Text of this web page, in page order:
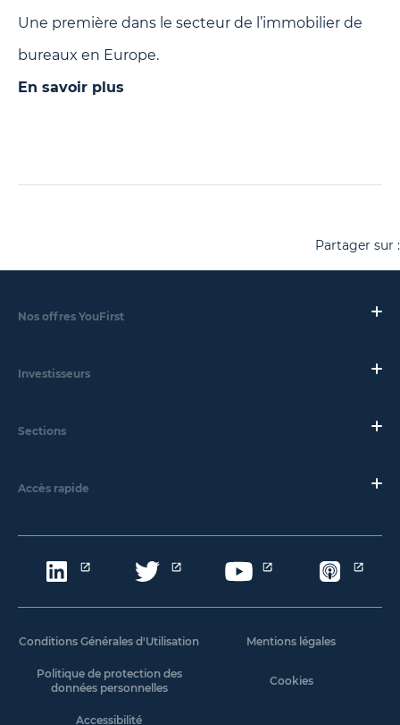
Une première dans le secteur de l’immobilier de
bureaux en Europe.
En savoir plus
Partager sur :
Nos offres YouFirst
Investisseurs
Sections
Accès rapide
Conditions Générales d'Utilisation Mentions légales
Politique de protection des
données personnelles
Cookies
Accessibilité